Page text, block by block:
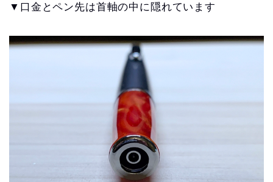
▼口金とペン先は首軸の中に隠れています